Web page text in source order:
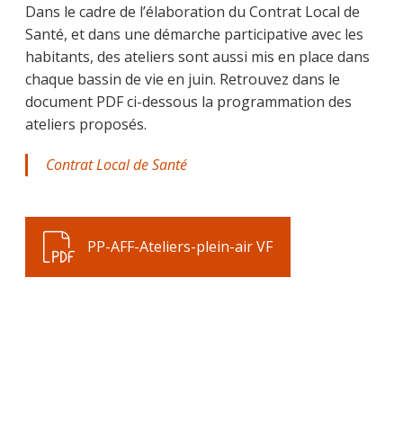
Dans le cadre de l’élaboration du Contrat Local de
Santé, et dans une démarche participative avec les
habitants, des ateliers sont aussi mis en place dans
chaque bassin de vie en juin. Retrouvez dans le
document PDF ci-dessous la programmation des
ateliers proposés.
Contrat Local de Santé
PP-AFF-Ateliers-plein-air VF